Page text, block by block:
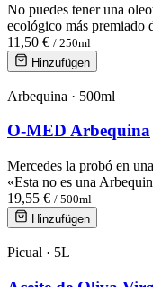
No puedes tener una
ecológico más premiado
11,50 € / 250ml
Hinzufügen
Arbequina · 500ml
O-MED Arbequina
Mercedes la probó en
«Esta no es una
19,55 € / 500ml
Hinzufügen
Picual · 5L